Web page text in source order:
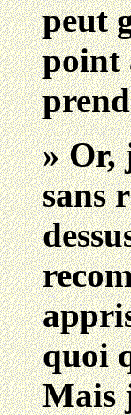
peut
point
» Or,
sans
quoi
Mais